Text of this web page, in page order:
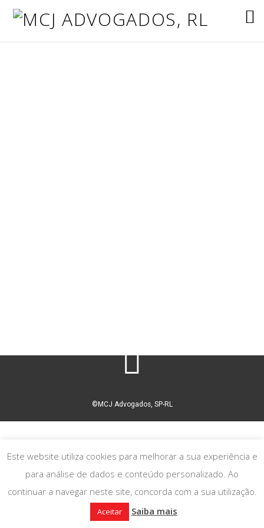
©MCJ Advogados, SP-RL
Este website utiliza cookies para melhorar a sua experiência e
para análise de dados e conteúdo personalizado. Ao
continuar a navegar neste site, concorda com a sua utilização.
Aceitar Saiba mais